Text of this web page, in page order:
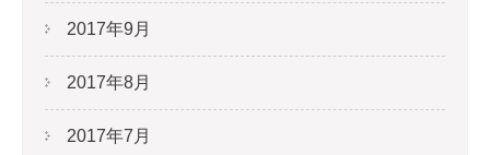
2017年9月
2017年8月
2017年7月